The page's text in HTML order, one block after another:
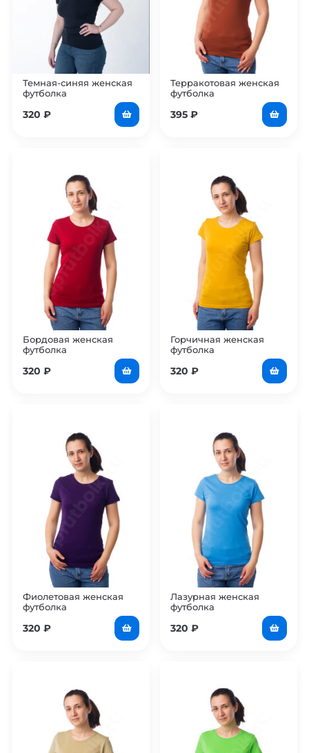
Темная-синяя женская
футболка
320 ₽
Терракотовая женская
футболка
395 ₽
Бордовая женская
футболка
320 ₽
Горчичная женская
футболка
320 ₽
Фиолетовая женская
футболка
320 ₽
Лазурная женская
футболка
320 ₽